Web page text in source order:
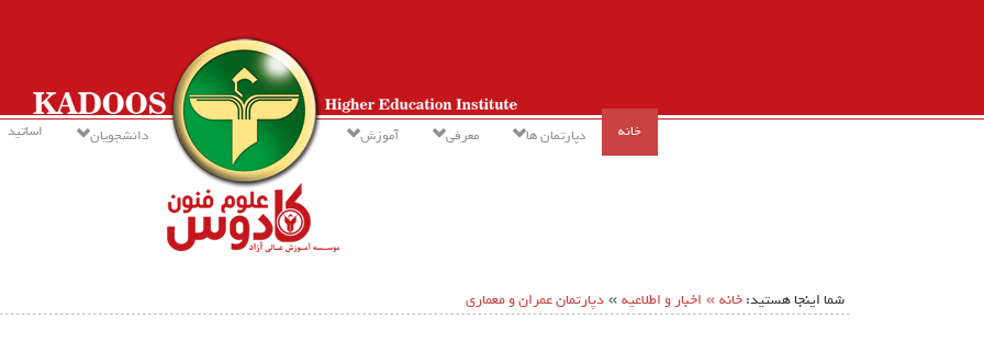
خانه دپارتمان ها معرفی آموزش دانشجویان اساتید
شما اینجا هستید:خانه» اخبار و اطلاعیه»دپارتمان عمران و معماری